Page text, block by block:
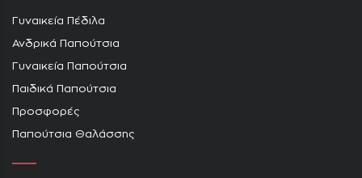
Γυναικεία Πέδιλα
Ανδρικά Παπούτσια
Γυναικεία Παπούτσια
Παιδικά Παπούτσια
Προσφορές
Παπούτσια Θαλάσσης